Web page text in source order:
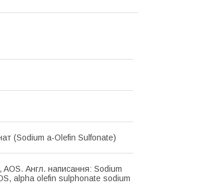
(Sodium a-Olefin Sulfonate)
AOS. Англ. написання: Sodium
alpha olefin sulphonate sodium